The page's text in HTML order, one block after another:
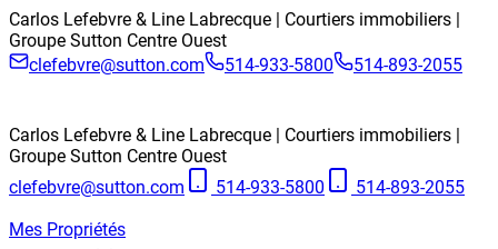
Carlos Lefebvre & Line Labrecque | Courtiers immobiliers |
Groupe Sutton Centre Ouest
clefebvre@sutton.com
514-933-5800 514-893-2055
Carlos Lefebvre & Line Labrecque | Courtiers immobiliers |
Groupe Sutton Centre Ouest
clefebvre@sutton.com
514-933-5800
514-893-2055
Mes Propriétés